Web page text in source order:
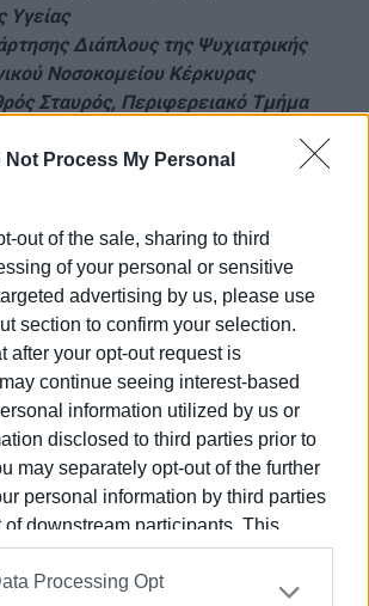
Not Process My Personal
out of the sale, sharing to third
of your personal or sensitive
advertising by us, please use
section to confirm your selection.
after your opt-out request is
continue seeing interest-based
information utilized by us or
disclosed to third parties prior to
may separately opt-out of the further
personal information by third parties
of downstream participants. This
also be disclosed by us to third parties
of Downstream Participants
that may
Processing Opt
Υγείας
Διάπλους της Ψυχιατρικής
Νοσοκομείου Κέρκυρας
Σταυρός, Περιφερειακό Τμήμα
Γυναικών Θυμάτων Βίας και των
Δήμου Κέρκυρας
είναι η ευαισθητοποίηση του
εισηγήσεις και τη συζήτηση που θα
με τα Ανθρώπινα Δικαιώματα και
των ευάλωτων ομάδων.
όλους σε μια προσπάθεια να
έναν Κόσμο Αλλιώς!